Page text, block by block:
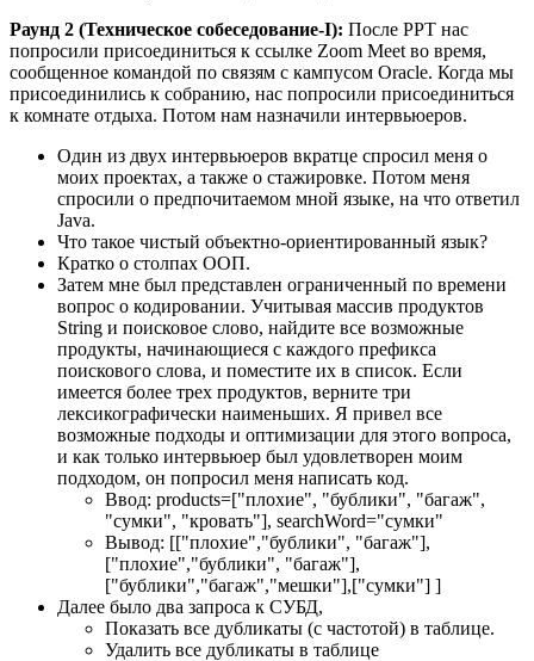
Раунд 2 (Техническое собеседование-I): После PPT нас
попросили присоединиться к ссылке Zoom Meet во время,
сообщенное командой по связям с кампусом Oracle. Когда мы
присоединились к собранию, нас попросили присоединиться
к комнате отдыха. Потом нам назначили интервьюеров.
Один из двух интервьюеров вкратце спросил меня о
моих проектах, а также о стажировке. Потом меня
спросили о предпочитаемом мной языке, на что ответил
Java.
Что такое чистый объектно-ориентированный язык?
Кратко о столпах ООП.
Затем мне был представлен ограниченный по времени
вопрос о кодировании. Учитывая массив продуктов
String и поисковое слово, найдите все возможные
продукты, начинающиеся с каждого префикса
поискового слова, и поместите их в список. Если
имеется более трех продуктов, верните три
лексикографически наименьших. Я привел все
возможные подходы и оптимизации для этого вопроса,
и как только интервьюер был удовлетворен моим
подходом, он попросил меня написать код.
Ввод: products=["плохие", "бублики", "багаж",
"сумки", "кровать"], searchWord="сумки"
Вывод: [["плохие","бублики", "багаж"],
["плохие","бублики", "багаж"],
["бублики","багаж","мешки"],["сумки"] ]
Далее было два запроса к СУБД,
Показать все дубликаты (с частотой) в таблице.
Удалить все дубликаты в таблице